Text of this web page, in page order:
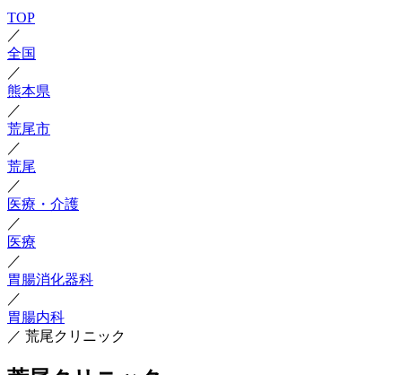
TOP
／
全国
／
熊本県
／
荒尾市
／
荒尾
／
医療・介護
／
医療
／
胃腸消化器科
／
胃腸内科
／ 荒尾クリニック